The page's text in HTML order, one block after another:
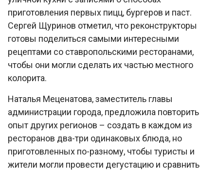
приготовления первых пицц, бургеров и паст.
Сергей Щуринов отметил, что реконструкторы
готовы поделиться самыми интересными
рецептами со ставропольскими ресторанами,
чтобы они могли сделать их частью местного
колорита.
Наталья Меценатова, заместитель главы
администрации города, предложила повторить
опыт других регионов – создать в каждом из
ресторанов два-три одинаковых блюда, но
приготовленных по-разному, чтобы туристы и
жители могли провести дегустацию и сравнить